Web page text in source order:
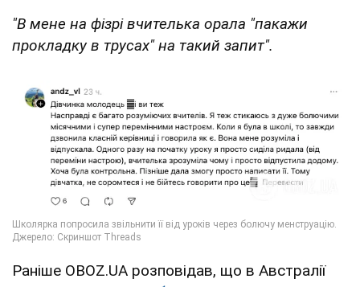
"В мене на фізрі вчителька орала "пакажи
прокладку в трусах" на такий запит".
Раніше OBOZ.UA розповідав, що в Австралії